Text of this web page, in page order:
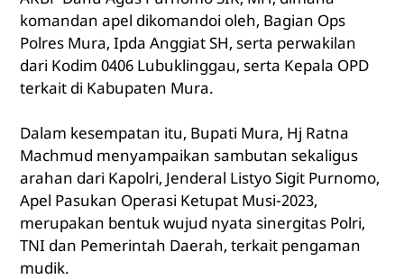
komandan apel dikomandoi oleh, Bagian Ops
Polres Mura, Ipda Anggiat SH, serta perwakilan
dari Kodim 0406 Lubuklinggau, serta Kepala OPD
terkait di Kabupaten Mura.
Dalam kesempatan itu, Bupati Mura, Hj Ratna
Machmud menyampaikan sambutan sekaligus
arahan dari Kapolri, Jenderal Listyo Sigit Purnomo,
Apel Pasukan Operasi Ketupat Musi-2023,
merupakan bentuk wujud nyata sinergitas Polri,
TNI dan Pemerintah Daerah, terkait pengaman
mudik.